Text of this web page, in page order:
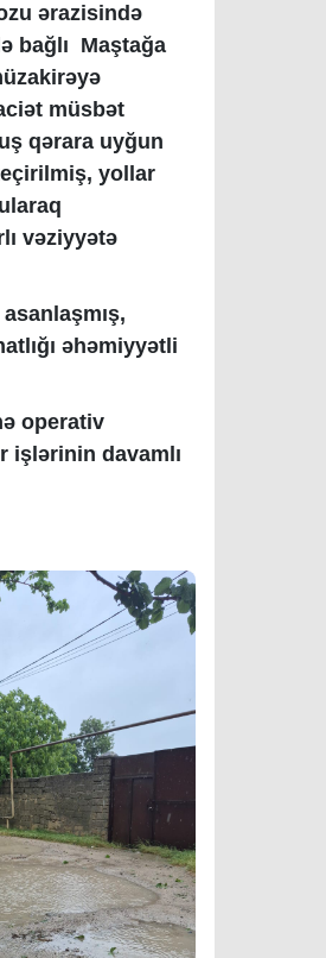
ərazisində
bağlı Maştağa
müsbət
qərara uyğun
yollar
vəziyyətə
əhəmiyyətli
operativ
işlərinin davamlı